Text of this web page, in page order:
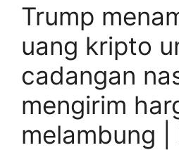
Trump
uang kripto
cadangan
mengirim
melambung |